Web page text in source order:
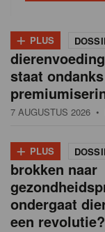
+ PLUS
staat ondanks
7 AUGUSTUS 2026 •
+ PLUS
brokken naar
ondergaat
een revolutie?